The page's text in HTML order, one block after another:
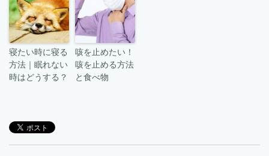
寝たい時に寝る
方法｜眠れない
時はどうする？
咳を止めたい！
咳を止める方法
と食べ物